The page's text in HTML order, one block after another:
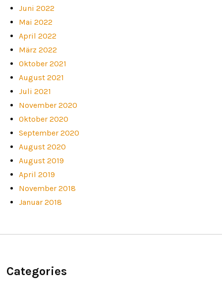
Juni 2022
Mai 2022
April 2022
März 2022
Oktober 2021
August 2021
Juli 2021
November 2020
Oktober 2020
September 2020
August 2020
August 2019
April 2019
November 2018
Januar 2018
Categories